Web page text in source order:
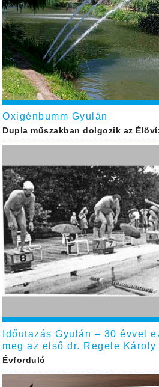
Oxigénbumm Gyulán
Dupla műszakban dolgozik az
Időutazás Gyulán – 30 évvel
meg az első dr. Regele
Évforduló